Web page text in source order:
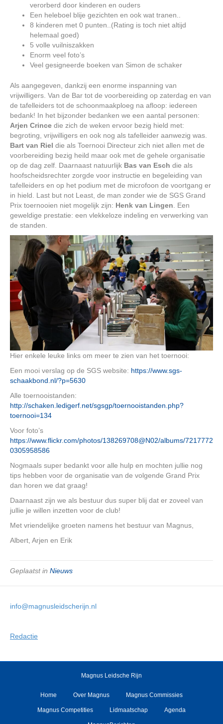
verorberd door kinderen en ouders
Een heleboel blije gezichten en ook wat tranen..
8 kinderen met 0 punten..(Rating is toch niet altijd
helemaal goed)
5 volle vuilniszakken
Enorm veel foto’s
Veel gesigneerde boeken van Simon de schaker
Als aangegeven, dankzij een enorme inspanning van
vrijwilligers. Van de Bar tot de voorbereiding op zaterdag en van
de tafelleiders tot de schoonmaakploeg na afloop: iedereen
bedank! In het bijzonder bedanken we een aantal personen:
Arjen Crince die zich de weken ervoor bezig hield met:
begroting, vrijwilligers en ook nog als tafelleider aanwezig was.
Bart van Riel die als Toernooi Directeur zich niet allen met de
voorbereiding bezig heild maar ook met de gehele organisatie
op de dag zelf. Daarnaast natuurlijk Bas van Esch die als
hoofscheidsrechter zorgde voor instructie en begeleiding van
tafelleiders en op het podium met de microfoon de voortgang er
in hield. Last but not Least, de man zonder wie de SGS Grand
Prix toernooien niet mogelijk zijn: Henk van Lingen . Een
geweldige prestatie: een vlekkeloze indeling en verwerking van
de standen.
Hier enkele leuke links om meer te zien van het toernooi:
Een mooi verslag op de SGS website: https://www.sgs-
schaakbond.nl/?p=5630
Alle toernooistanden:
http://schaken.ledigerf.net/sgsgp/toernooistanden.php?
toernooi=134
Voor foto’s
https://www.flickr.com/photos/138269708@N02/albums/7217772
0305958586
Nogmaals super bedankt voor alle hulp en mochten jullie nog
tips hebben voor de organisatie van de volgende Grand Prix
dan horen we dat graag!
Daarnaast zijn we als bestuur dus super blij dat er zoveel van
jullie je willen inzetten voor de club!
Met vriendelijke groeten namens het bestuur van Magnus,
Albert, Arjen en Erik
Geplaatst in Nieuws
info@magnusleidscherijn.nl
Redactie
Magnus Leidsche Rijn
Home Over Magnus Magnus Commissies
Magnus Competities Lidmaatschap Agenda